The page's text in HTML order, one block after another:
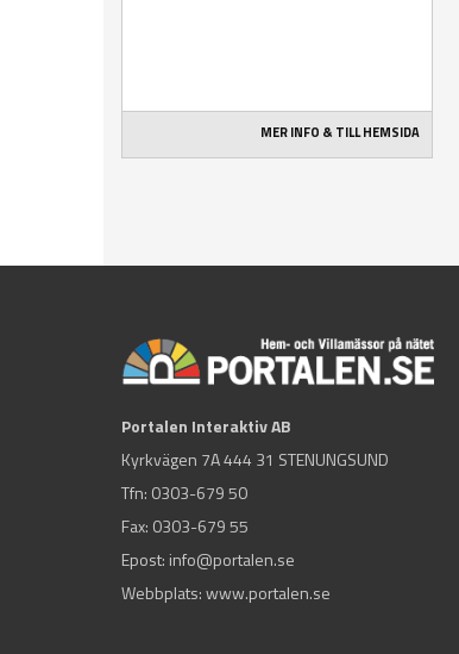
MER INFO & TILL HEMSIDA
Portalen Interaktiv AB
Kyrkvägen 7A 444 31 STENUNGSUND
Tfn: 0303-679 50
Fax: 0303-679 55
Epost: info@portalen.se
Webbplats: www.portalen.se